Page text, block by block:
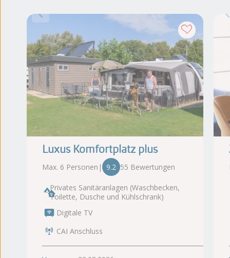
Luxus Komfortplatz plus
Max. 6 Personen | 9.2 55 Bewertungen
Privates Sanitäranlagen (Waschbecken,
Toilette, Dusche und Kühlschrank)
Digitale TV
CAI Anschluss